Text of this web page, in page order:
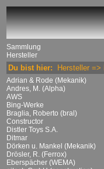
Sammlung
Hersteller
Du bist hier: Hersteller =>
Adrian & Rode (Mekanik)
Andres, M. (Alpha)
AWS
Bing-Werke
Braglia, Roberto (bral)
Constructor
Distler Toys S.A.
Ditmar
Dörken u. Mankel (Mekanik)
Drösler, R. (Ferrox)
Eberspächer (WEMA)